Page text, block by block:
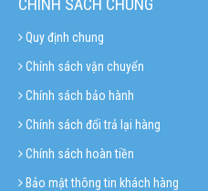
Quy định chung
Chính sách vận chuyển
Chính sách bảo hành
Chính sách đổi trả lại hàng
Chính sách hoàn tiền
Bảo mật thông tin khách hàng